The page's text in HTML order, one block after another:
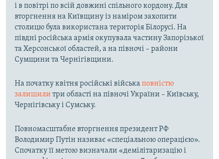
і в повітрі по всій довжині спільного кордону. Для
вторгнення на Київщину із наміром захопити
столицю була використана територія Білорусі. На
півдні російська армія окупувала частину Запорізької
та Херсонської областей, а на півночі – райони
Сумщини та Чернігівщини.
На початку квітня російські війська повністю
залишили три області на півночі України – Київську,
Чернігівську і Сумську.
Повномасштабне вторгнення президент РФ
Володимир Путін називає «спеціальною операцією».
Спочатку її метою визначали «демілітаризацію і